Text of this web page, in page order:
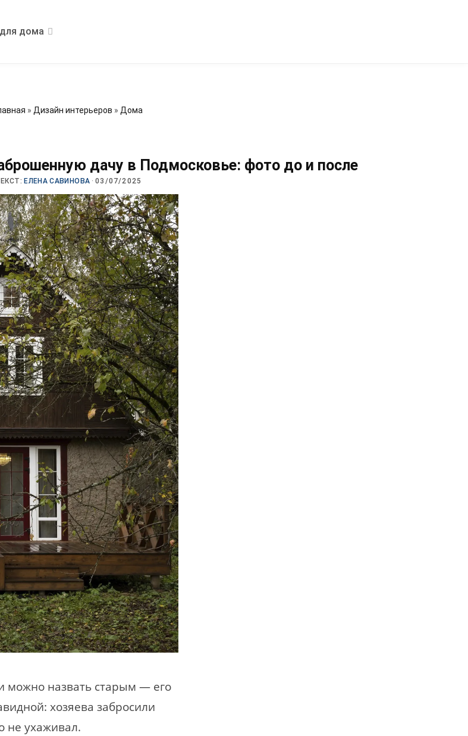
дома
» Дизайн интерьеров » Дома
дачу в Подмосковье: фото до и после
ЕЛЕНА САВИНОВА ·03/07/2025
можно назвать старым — его
хозяева забросили
не ухаживал.